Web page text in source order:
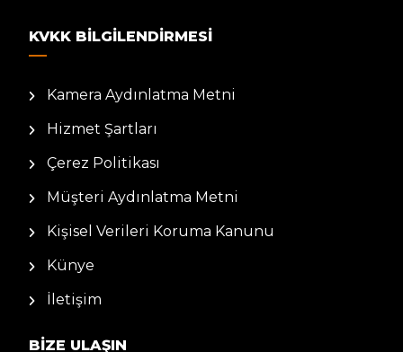
KVKK BILGILENDIRMESI
Kamera Aydınlatma Metni
Hizmet Şartları
Çerez Politikası
Müşteri Aydınlatma Metni
Kişisel Verileri Koruma Kanunu
Künye
İletişim
BIZE ULAŞIN